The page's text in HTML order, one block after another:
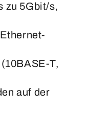
zu 5Gbit/s,
T,
auf der